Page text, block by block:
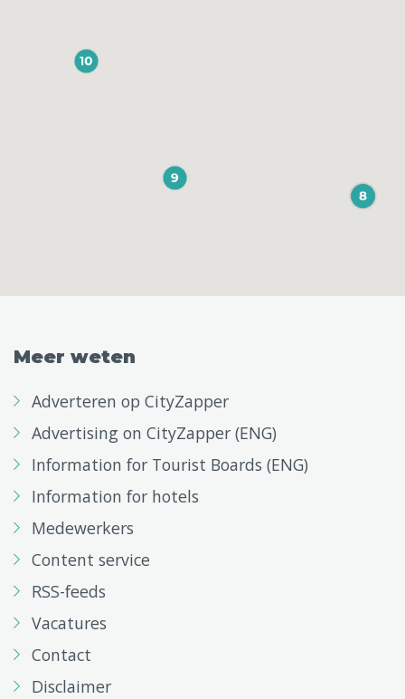
Meer weten
Adverteren op CityZapper
Advertising on CityZapper (ENG)
Information for Tourist Boards (ENG)
Information for hotels
Medewerkers
Content service
RSS-feeds
Vacatures
Contact
Disclaimer